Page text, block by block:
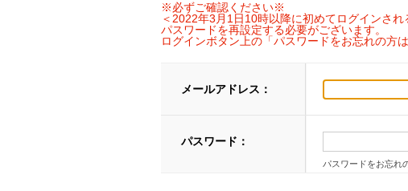
※必ずご確認ください※
＜2022年3月1日10時以降に初めてログインされ
パスワードを再設定する必要がございます。
ログインボタン上の「パスワードをお忘れの方
メールアドレス：
パスワード：
パスワードをお忘れ